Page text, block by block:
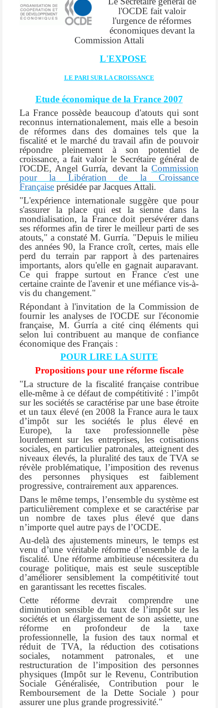
l'OCDE fait valoir
l'urgence de réformes
économiques devant la
Commission Attali
L'EXPOSE
LE PARI SUR LA CROISSANCE
Etude économique de la France 2007
La France possède beaucoup d'atouts qui sont
reconnus internationalement, mais elle a besoin
de réformes dans des domaines tels que la
fiscalité et le marché du travail afin de pouvoir
répondre pleinement à son potentiel de
croissance, a fait valoir le Secrétaire général de
l'OCDE, Angel Gurría, devant la Commission
pour la Libération de la Croissance
Française présidée par Jacques Attali.
"L'expérience internationale suggère que pour
s'assurer la place qui est la sienne dans la
mondialisation, la France doit persévérer dans
ses réformes afin de tirer le meilleur parti de ses
atouts," a constaté M. Gurría. "Depuis le milieu
des années 90, la France croît, certes, mais elle
perd du terrain par rapport à des partenaires
importants, alors qu'elle en gagnait auparavant.
Ce qui frappe surtout en France c'est une
certaine crainte de l'avenir et une méfiance vis-à-
vis du changement."
Répondant à l'invitation de la Commission de
fournir les analyses de l'OCDE sur l'économie
française, M. Gurría a cité cinq éléments qui
selon lui contribuent au manque de confiance
économique des Français :
POUR LIRE LA SUITE
Propositions pour une réforme fiscale
"La structure de la fiscalité française contribue
elle-même à ce défaut de compétitivité : l’impôt
sur les sociétés se caractérise par une base étroite
et un taux élevé (en 2008 la France aura le taux
d’impôt sur les sociétés le plus élevé en
Europe), la taxe professionnelle pèse
lourdement sur les entreprises, les cotisations
sociales, en particulier patronales, atteignent des
niveaux élevés, la pluralité des taux de TVA se
révèle problématique, l’imposition des revenus
des personnes physiques est faiblement
progressive, contrairement aux apparences.
Dans le même temps, l’ensemble du système est
particulièrement complexe et se caractérise par
un nombre de taxes plus élevé que dans
n’importe quel autre pays de l’OCDE.
Au-delà des ajustements mineurs, le temps est
venu d’une véritable réforme d’ensemble de la
fiscalité. Une réforme ambitieuse nécessitera du
courage politique, mais est seule susceptible
d’améliorer sensiblement la compétitivité tout
en garantissant les recettes fiscales.
Cette réforme devrait comprendre une
diminution sensible du taux de l’impôt sur les
sociétés et un élargissement de son assiette, une
réforme en profondeur de la taxe
professionnelle, la fusion des taux normal et
réduit de TVA, la réduction des cotisations
sociales, notamment patronales, et une
restructuration de l’imposition des personnes
physiques (Impôt sur le Revenu, Contribution
Sociale Généralisée, Contribution pour le
Remboursement de la Dette Sociale ) pour
assurer une plus grande progressivité."